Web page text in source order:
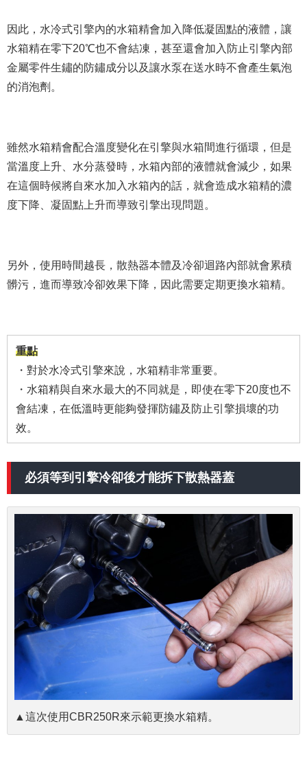
因此，水冷式引擎內的水箱精會加入降低凝固點的液體，讓
水箱精在零下20℃也不會結凍，甚至還會加入防止引擎內部
金屬零件生鏽的防鏽成分以及讓水泵在送水時不會產生氣泡
的消泡劑。
雖然水箱精會配合溫度變化在引擎與水箱間進行循環，但是
當溫度上升、水分蒸發時，水箱內部的液體就會減少，如果
在這個時候將自來水加入水箱內的話，就會造成水箱精的濃
度下降、凝固點上升而導致引擎出現問題。
另外，使用時間越長，散熱器本體及冷卻迴路內部就會累積
髒污，進而導致冷卻效果下降，因此需要定期更換水箱精。
重點
・對於水冷式引擎來說，水箱精非常重要。
・水箱精與自來水最大的不同就是，即使在零下20度也不
會結凍，在低溫時更能夠發揮防鏽及防止引擎損壞的功
效。
必須等到引擎冷卻後才能拆下散熱器蓋
▲這次使用CBR250R來示範更換水箱精。